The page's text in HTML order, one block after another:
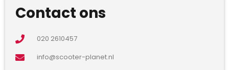
Contact ons
020 2610457
info@scooter-planet.nl